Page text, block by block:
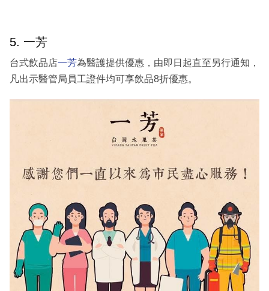
5. 一芳
台式飲品店一芳為醫護提供優惠，由即日起直至另行通知，
凡出示醫管局員工證件均可享飲品8折優惠。